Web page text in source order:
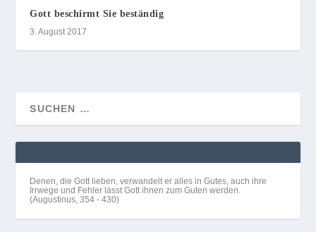
Gott beschirmt Sie beständig
3. August 2017
Denen, die Gott lieben, verwandelt er alles in Gutes, auch ihre
Irrwege und Fehler lässt Gott ihnen zum Guten werden.
(Augustinus, 354 - 430)